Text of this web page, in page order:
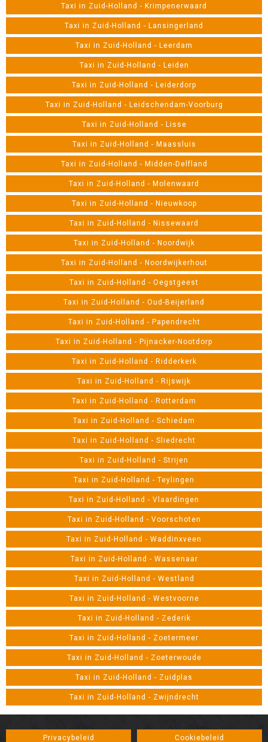
Taxi in Zuid-Holland - Krimpenerwaard
Taxi in Zuid-Holland - Lansingerland
Taxi in Zuid-Holland - Leerdam
Taxi in Zuid-Holland - Leiden
Taxi in Zuid-Holland - Leiderdorp
Taxi in Zuid-Holland - Leidschendam-Voorburg
Taxi in Zuid-Holland - Lisse
Taxi in Zuid-Holland - Maassluis
Taxi in Zuid-Holland - Midden-Delfland
Taxi in Zuid-Holland - Molenwaard
Taxi in Zuid-Holland - Nieuwkoop
Taxi in Zuid-Holland - Nissewaard
Taxi in Zuid-Holland - Noordwijk
Taxi in Zuid-Holland - Noordwijkerhout
Taxi in Zuid-Holland - Oegstgeest
Taxi in Zuid-Holland - Oud-Beijerland
Taxi in Zuid-Holland - Papendrecht
Taxi in Zuid-Holland - Pijnacker-Nootdorp
Taxi in Zuid-Holland - Ridderkerk
Taxi in Zuid-Holland - Rijswijk
Taxi in Zuid-Holland - Rotterdam
Taxi in Zuid-Holland - Schiedam
Taxi in Zuid-Holland - Sliedrecht
Taxi in Zuid-Holland - Strijen
Taxi in Zuid-Holland - Teylingen
Taxi in Zuid-Holland - Vlaardingen
Taxi in Zuid-Holland - Voorschoten
Taxi in Zuid-Holland - Waddinxveen
Taxi in Zuid-Holland - Wassenaar
Taxi in Zuid-Holland - Westland
Taxi in Zuid-Holland - Westvoorne
Taxi in Zuid-Holland - Zederik
Taxi in Zuid-Holland - Zoetermeer
Taxi in Zuid-Holland - Zoeterwoude
Taxi in Zuid-Holland - Zuidplas
Taxi in Zuid-Holland - Zwijndrecht
Privacybeleid Cookiebeleid